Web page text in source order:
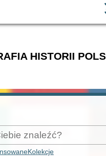
HISTORII
Kolekcje